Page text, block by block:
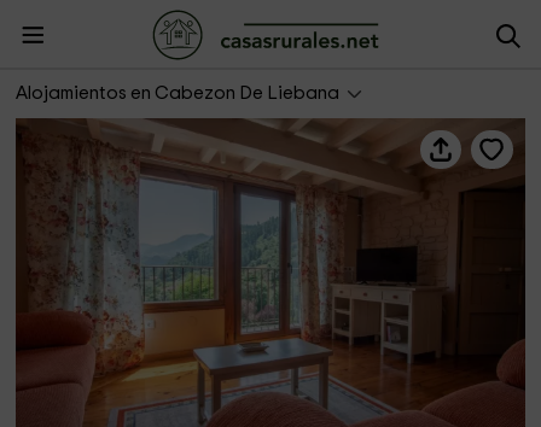
Alojamientos en Cabezon De Liebana
Apartamentos Calm and Nature